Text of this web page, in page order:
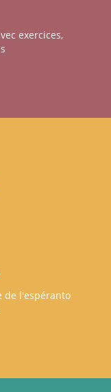
exercices,
de l'espéranto